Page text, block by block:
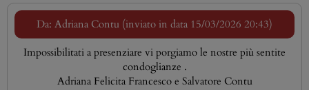
Da: Adriana Contu (inviato in data 15/03/2026 20:43)
Impossibilitati a presenziare vi porgiamo le nostre più sentite
condoglianze .
Adriana Felicita Francesco e Salvatore Contu